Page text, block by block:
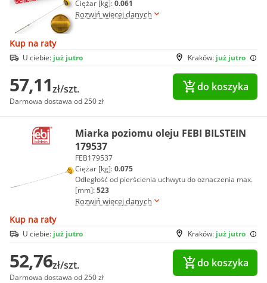
Ciężar [kg]:0.061
Rozwiń więcej danych
Kup na raty
Kraków: już jutro
U ciebie: już jutro
57,11zł/szt.
Darmowa dostawa od 250 zł
do koszyka
Miarka poziomu oleju FEBI BILSTEIN
179537
FEB179537
Ciężar [kg]:0.075
Odległość od pierścienia uchwytu do oznaczenia max.
[mm]:523
Rozwiń więcej danych
Kup na raty
Kraków: już jutro
U ciebie: już jutro
52,76zł/szt.
Darmowa dostawa od 250 zł
do koszyka